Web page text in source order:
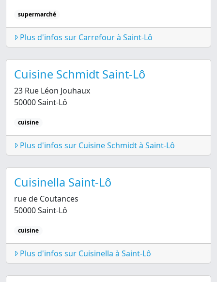
supermarché
Plus d'infos sur Carrefour à Saint-Lô
Cuisine Schmidt Saint-Lô
23 Rue Léon Jouhaux
50000 Saint-Lô
cuisine
Plus d'infos sur Cuisine Schmidt à Saint-Lô
Cuisinella Saint-Lô
rue de Coutances
50000 Saint-Lô
cuisine
Plus d'infos sur Cuisinella à Saint-Lô